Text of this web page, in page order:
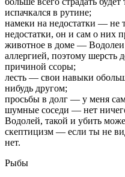
испачкался в рутине;
намеки на недостатки — не
недостатки, он и сам о них
животное в доме — Водолеи
аллергией, поэтому шерсть
причиной ссоры;
лесть — свои навыки
нибудь другом;
просьбы в долг — у меня
шумные соседи — нет
Водолей, такой и убить
скептицизм — если ты не
нет.
Рыбы